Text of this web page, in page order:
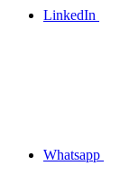
LinkedIn
Whatsapp